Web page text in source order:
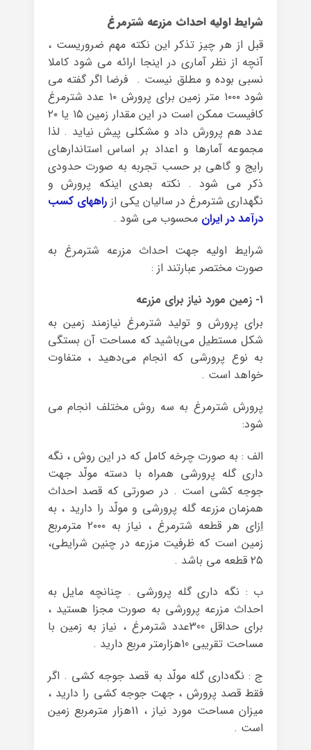
شرایط اولیه احداث مزرعه شترمرغ
قبل از هر چیز تذکر این نکته مهم ضروریست ،
آنچه از نظر آماری در اینجا ارائه می شود کاملا
نسبی بوده و مطلق نیست . فرضا اگر گفته می
شود ۱۰۰۰ متر زمین برای پرورش ۱۰ عدد شترمرغ
کافیست ممکن است در این مقدار زمین ۱۵ یا ۲۰
عدد هم پرورش داد و مشکلی پیش نیاید . لذا
مجموعه آمارها و اعداد بر اساس استاندارهای
رایج و گاهی بر حسب تجربه به صورت حدودی
ذکر می شود . نکته بعدی اینکه پرورش و
نگهداری شترمرغ در سالیان یکی ازراههای کسب
درآمد در ایران محسوب می شود .
شرایط اولیه جهت احداث مزرعه شترمرغ به
صورت مختصر عبارتند از :
۱- زمین مورد نیاز برای مزرعه
برای پرورش و تولید شترمرغ نیازمند زمین به
شکل مستطیل می‌باشید که مساحت آن بستگی
به نوع پرورشی که انجام می‌دهید ، متفاوت
خواهد است .
پرورش شترمرغ به سه روش مختلف انجام می
شود:
الف : به صورت چرخه‌ کامل که در این روش ، نگه
داری گله‌ پرورشی همراه با دسته‌ مولّد جهت
جوجه کشی است . در صورتی که قصد احداث
همزمان مزرعه‌ گله‌ پرورشی و مولّد را دارید ، به
اِزای هر قطعه شترمرغ ، نیاز به ۲۰۰۰ مترمربع
زمین است که ظرفیت مزرعه در چنین شرایطی،
۲۵ قطعه می باشد .
ب : نگه داری گله‌ پرورشی . چنانچه مایل به
احداث مزرعه پرورشی به صورت مجزا هستید ،
برای حداقل 300عدد شترمرغ ، نیاز به زمین با
مساحت تقریبی 10هزارمتر مربع دارید .
ج : نگه‌داری گله‌ مولّد به قصد جوجه کشی . اگر
فقط قصد پرورش ، جهت جوجه کشی را دارید ،
میزان مساحت مورد نیاز ، 11هزار مترمربع زمین
است .